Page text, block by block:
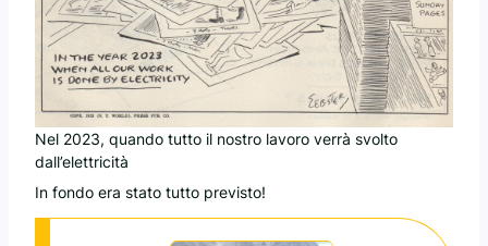
Nel 2023, quando tutto il nostro lavoro verrà svolto
dall’elettricità
In fondo era stato tutto previsto!